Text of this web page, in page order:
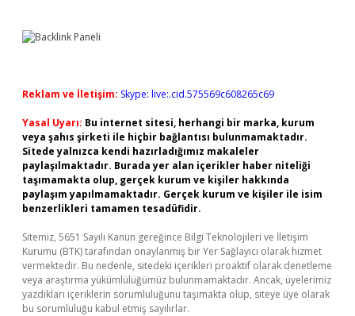
Reklam ve İletişim: Skype: live:.cid.575569c608265c69
Yasal Uyarı: Bu internet sitesi, herhangi bir marka, kurum
veya şahıs şirketi ile hiçbir bağlantısı bulunmamaktadır.
Sitede yalnızca kendi hazırladığımız makaleler
paylaşılmaktadır. Burada yer alan içerikler haber niteliği
taşımamakta olup, gerçek kurum ve kişiler hakkında
paylaşım yapılmamaktadır. Gerçek kurum ve kişiler ile isim
benzerlikleri tamamen tesadüfidir.
Sitemiz, 5651 Sayılı Kanun gereğince Bilgi Teknolojileri ve İletişim
Kurumu (BTK) tarafından onaylanmış bir Yer Sağlayıcı olarak hizmet
vermektedir. Bu nedenle, sitedeki içerikleri proaktif olarak denetleme
veya araştırma yükümlülüğümüz bulunmamaktadır. Ancak, üyelerimiz
yazdıkları içeriklerin sorumluluğunu taşımakta olup, siteye üye olarak
bu sorumluluğu kabul etmiş sayılırlar.